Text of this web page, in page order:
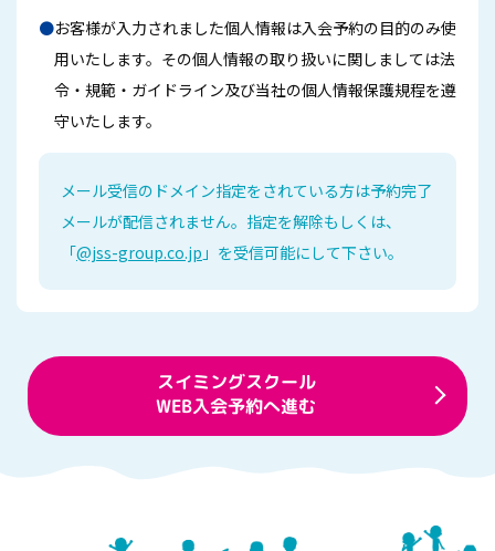
●お客様が入力されました個人情報は入会予約の目的のみ使
用いたします。その個人情報の取り扱いに関しましては法
令・規範・ガイドライン及び当社の個人情報保護規程を遵
守いたします。
メール受信のドメイン指定をされている方は予約完了
メールが配信されません。 指定を解除もしくは、
「@jss-group.co.jp 」を受信可能にして下さい。
スイミングスクール
WEB入会予約へ進む